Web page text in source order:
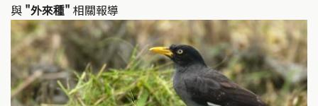
與 "外來種" 相關報導